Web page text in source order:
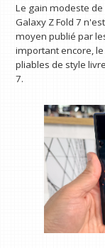
Le gain modeste
Galaxy Z Fold 7
moyen publié par
important encore,
pliables de style
7.